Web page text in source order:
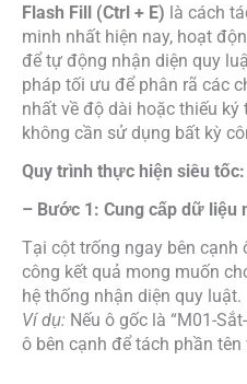
Flash Fill (Ctrl + E) là cách
minh nhất hiện nay, hoạt
để tự động nhận diện quy
pháp tối ưu để phân rã các
nhất về độ dài hoặc thiếu
không cần sử dụng bất kỳ
Quy trình thực hiện siêu tốc:
– Bước 1: Cung cấp dữ liệu
Tại cột trống ngay bên cạnh
công kết quả mong muốn
hệ thống nhận diện quy luật.
Ví dụ: Nếu ô gốc là “M01-
ô bên cạnh để tách phần tên